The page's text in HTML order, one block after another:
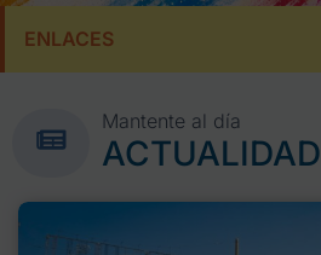
ENLACES
Mantente al día
ACTUALIDAD